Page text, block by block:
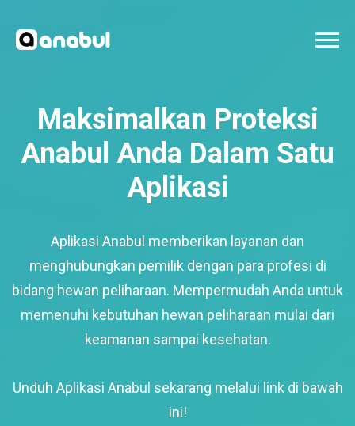
Maksimalkan Proteksi
Anabul Anda Dalam Satu
Aplikasi
Aplikasi Anabul memberikan layanan dan
menghubungkan pemilik dengan para profesi di
bidang hewan peliharaan. Mempermudah Anda untuk
memenuhi kebutuhan hewan peliharaan mulai dari
keamanan sampai kesehatan.
Unduh Aplikasi Anabul sekarang melalui link di bawah
ini!